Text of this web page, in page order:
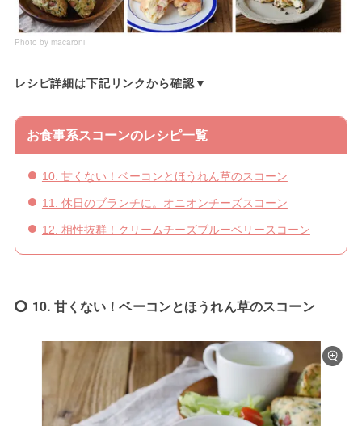
Photo by macaroni
レシピ詳細は下記リンクから確認▼
お食事系スコーンのレシピ一覧
10. 甘くない！ベーコンとほうれん草のスコーン
11. 休日のブランチに。オニオンチーズスコーン
12. 相性抜群！クリームチーズブルーベリースコーン
10. 甘くない！ベーコンとほうれん草のスコーン